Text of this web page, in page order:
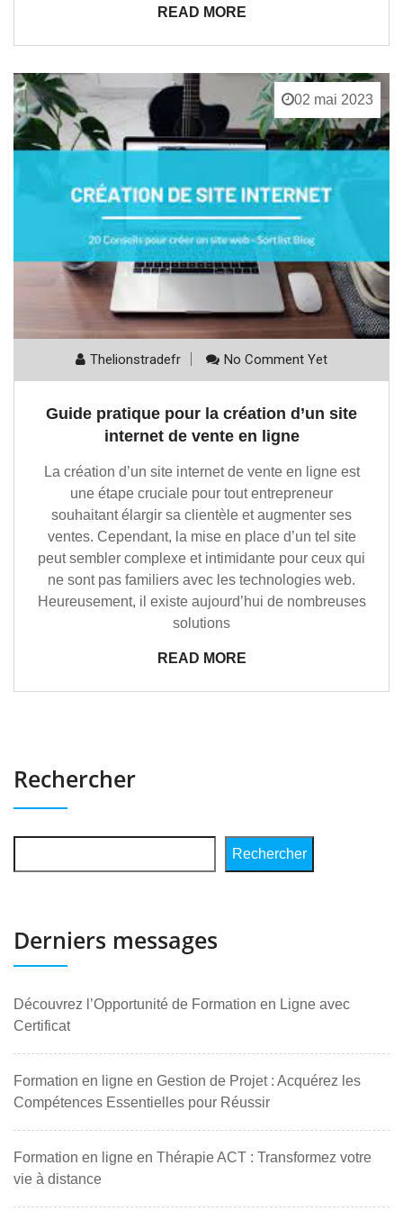
READ MORE
02 mai 2023
Thelionstradefr No Comment Yet
Guide pratique pour la création d’un site
internet de vente en ligne
La création d’un site internet de vente en ligne est
une étape cruciale pour tout entrepreneur
souhaitant élargir sa clientèle et augmenter ses
ventes. Cependant, la mise en place d’un tel site
peut sembler complexe et intimidante pour ceux qui
ne sont pas familiers avec les technologies web.
Heureusement, il existe aujourd’hui de nombreuses
solutions
READ MORE
Rechercher
Rechercher
Derniers messages
Découvrez l’Opportunité de Formation en Ligne avec
Certificat
Formation en ligne en Gestion de Projet : Acquérez les
Compétences Essentielles pour Réussir
Formation en ligne en Thérapie ACT : Transformez votre
vie à distance